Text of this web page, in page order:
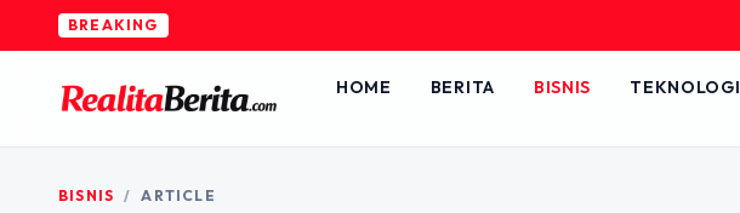
BREAKING
HOME BERITA BISNIS TEKNOLOGI
BISNIS / ARTICLE